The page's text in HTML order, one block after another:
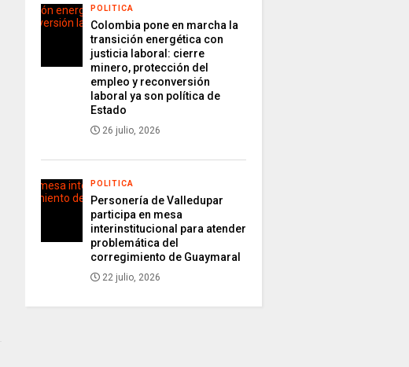
POLITICA
Colombia pone en marcha la
transición energética con
justicia laboral: cierre
minero, protección del
empleo y reconversión
laboral ya son política de
Estado
26 julio, 2026
POLITICA
Personería de Valledupar
participa en mesa
interinstitucional para atender
problemática del
corregimiento de Guaymaral
22 julio, 2026